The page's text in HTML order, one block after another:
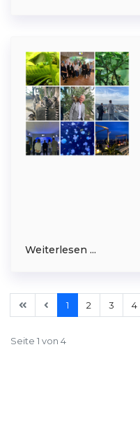
Weiterlesen ...
1 2 3 4
Seite 1 von 4